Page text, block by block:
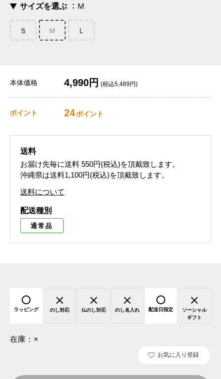
サイズを選ぶ Ｍ
Ｓ Ｍ Ｌ
本体価格 4,990円 (税込5,489円)
ポイント 24ポイント
送料
お届け先毎に送料 550円(税込)を頂戴致します。
沖縄県は送料1,100円(税込)を頂戴致します。
送料について
配送種別
通常品
ラッピング のし対応 仏のし対応 のし名入れ 配送日指定
ソーシャル
ギフト
在庫： ×
お気に入り登録